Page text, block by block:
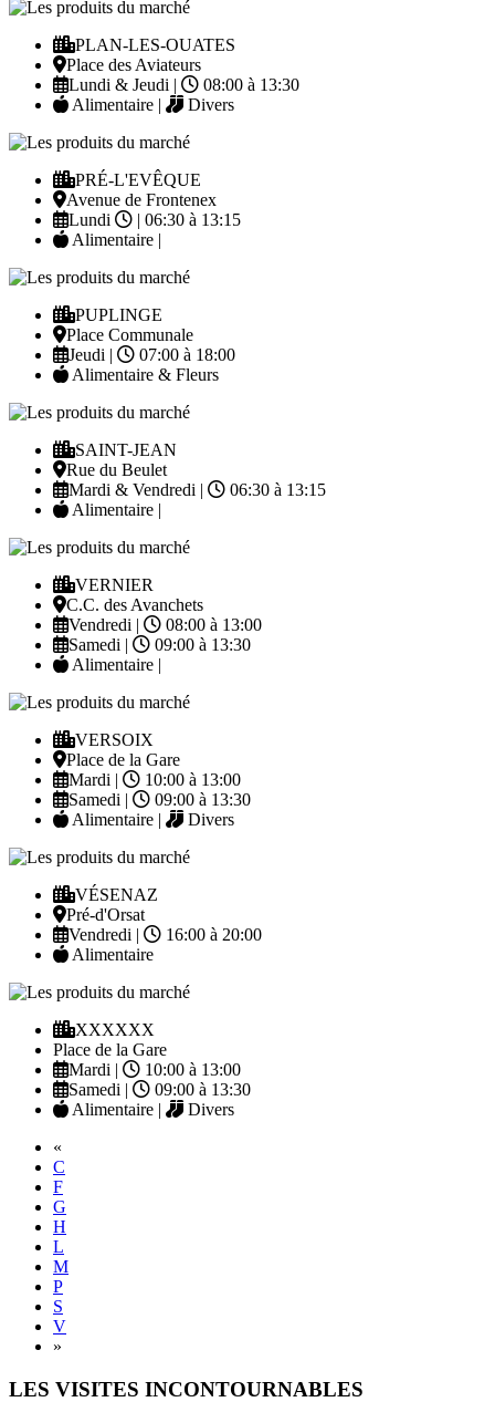
PLAN-LES-OUATES
Place des Aviateurs
Lundi & Jeudi |
08:00 à 13:30
Alimentaire |
Divers
PRÉ-L'EVÊQUE
Avenue de Frontenex
Lundi
| 06:30 à 13:15
Alimentaire |
PUPLINGE
Place Communale
Jeudi |
07:00 à 18:00
Alimentaire & Fleurs
SAINT-JEAN
Rue du Beulet
Mardi & Vendredi |
06:30 à 13:15
Alimentaire |
VERNIER
C.C. des Avanchets
Vendredi |
08:00 à 13:00
Samedi |
09:00 à 13:30
Alimentaire |
VERSOIX
Place de la Gare
Mardi |
10:00 à 13:00
Samedi |
09:00 à 13:30
Alimentaire |
Divers
VÉSENAZ
Pré-d'Orsat
Vendredi |
16:00 à 20:00
Alimentaire
XXXXXX
Place de la Gare
Mardi |
10:00 à 13:00
Samedi |
09:00 à 13:30
Alimentaire |
Divers
«
C
F
G
H
L
M
P
S
V
»
LES VISITES INCONTOURNABLES